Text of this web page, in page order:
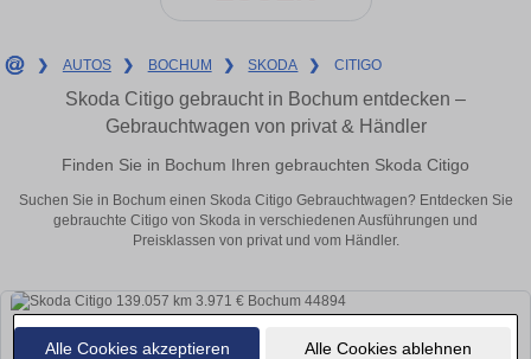
Alle Cookies akzeptieren Alle Cookies ablehnen
❯ AUTOS ❯ BOCHUM ❯ SKODA ❯ CITIGO
Skoda Citigo gebraucht in Bochum entdecken –
Gebrauchtwagen von privat & Händler
Finden Sie in Bochum Ihren gebrauchten Skoda Citigo
Suchen Sie in Bochum einen Skoda Citigo Gebrauchtwagen? Entdecken Sie
gebrauchte Citigo von Skoda in verschiedenen Ausführungen und
Preisklassen von privat und vom Händler.